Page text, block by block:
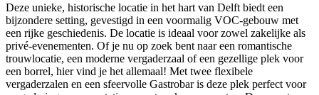
Deze unieke, historische locatie in het hart van Delft biedt een
bijzondere setting, gevestigd in een voormalig VOC-gebouw met
een rijke geschiedenis. De locatie is ideaal voor zowel zakelijke als
privé-evenementen. Of je nu op zoek bent naar een romantische
trouwlocatie, een moderne vergaderzaal of een gezellige plek voor
een borrel, hier vind je het allemaal! Met twee flexibele
vergaderzalen en een sfeervolle Gastrobar is deze plek perfect voor